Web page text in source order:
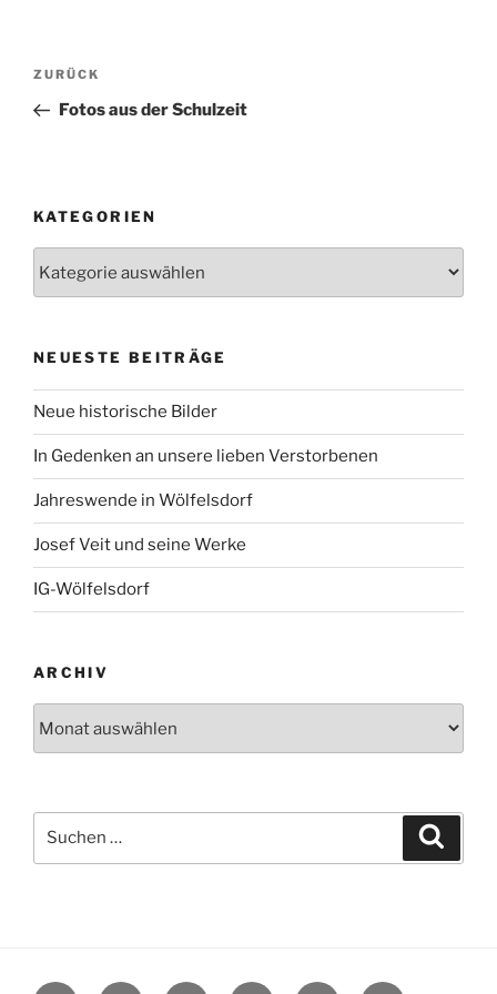
Beitragsnavigation
Vorheriger
Beitrag
ZURÜCK
Fotos aus der Schulzeit
KATEGORIEN
NEUESTE BEITRÄGE
Neue historische Bilder
In Gedenken an unsere lieben Verstorbenen
Jahreswende in Wölfelsdorf
Josef Veit und seine Werke
IG-Wölfelsdorf
ARCHIV
nach: